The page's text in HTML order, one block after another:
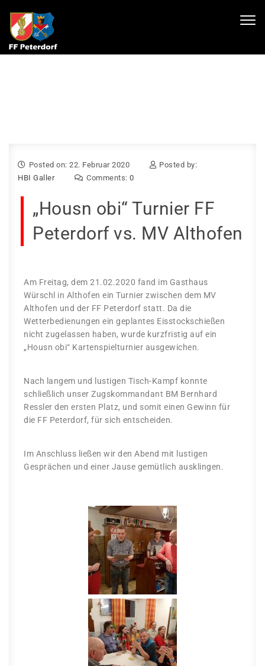
Posted on: 22. Februar 2020
Posted by:
HBI Galler
Comments: 0
„Housn obi“ Turnier FF
Peterdorf vs. MV Althofen
Am Freitag, dem 21.02.2020 fand im Gasthaus
Würschl in Althofen ein Turnier zwischen dem MV
Althofen und der FF Peterdorf statt. Da die
Wetterbedienungen ein geplantes Eisstockschießen
nicht zugelassen haben, wurde kurzfristig auf ein
„Housn obi“ Kartenspielturnier ausgewichen.
Nach langem und lustigen Tisch-Kampf konnte
schließlich unser Zugskommandant BM Bernhard
Ressler den ersten Platz, und somit einen Gewinn für
die FF Peterdorf, für sich entscheiden.
Im Anschluss ließen wir den Abend mit lustigen
Gesprächen und einer Jause gemütlich ausklingen.